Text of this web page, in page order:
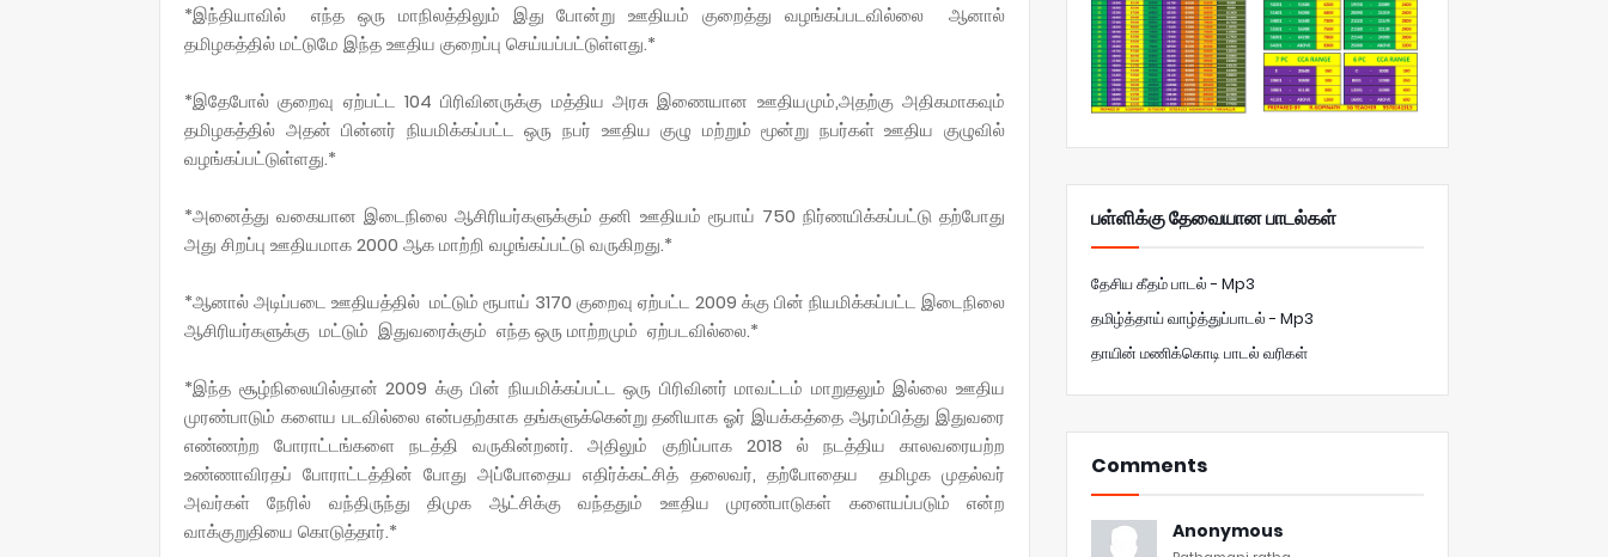
*இந்தியாவில் எந்த ஒரு மாநிலத்திலும் இது போன்று ஊதியம் குறைத்து வழங்கப்படவில்லை ஆனால்
தமிழகத்தில் மட்டுமே இந்த ஊதிய குறைப்பு செய்யப்பட்டுள்ளது.*
*இதேபோல் குறைவு ஏற்பட்ட 104 பிரிவினருக்கு மத்திய அரசு இணையான ஊதியமும்,அதற்கு அதிகமாகவும்
தமிழகத்தில் அதன் பின்னர் நியமிக்கப்பட்ட ஒரு நபர் ஊதிய குழு மற்றும் மூன்று நபர்கள் ஊதிய குழுவில்
வழங்கப்பட்டுள்ளது.*
*அனைத்து வகையான இடைநிலை ஆசிரியர்களுக்கும் தனி ஊதியம் ரூபாய் 750 நிர்ணயிக்கப்பட்டு தற்போது
அது சிறப்பு ஊதியமாக 2000 ஆக மாற்றி வழங்கப்பட்டு வருகிறது.*
*ஆனால் அடிப்படை ஊதியத்தில் மட்டும் ரூபாய் 3170 குறைவு ஏற்பட்ட 2009 க்கு பின் நியமிக்கப்பட்ட இடைநிலை
ஆசிரியர்களுக்கு மட்டும் இதுவரைக்கும் எந்த ஒரு மாற்றமும் ஏற்படவில்லை.*
*இந்த சூழ்நிலையில்தான் 2009 க்கு பின் நியமிக்கப்பட்ட ஒரு பிரிவினர் மாவட்டம் மாறுதலும் இல்லை ஊதிய
முரண்பாடும் களைய படவில்லை என்பதற்காக தங்களுக்கென்று தனியாக ஓர் இயக்கத்தை ஆரம்பித்து இதுவரை
எண்ணற்ற போராட்டங்களை நடத்தி வருகின்றனர். அதிலும் குறிப்பாக 2018 ல் நடத்திய காலவரையற்ற
உண்ணாவிரதப் போராட்டத்தின் போது அப்போதைய எதிர்க்கட்சித் தலைவர், தற்போதைய தமிழக முதல்வர்
அவர்கள் நேரில் வந்திருந்து திமுக ஆட்சிக்கு வந்ததும் ஊதிய முரண்பாடுகள் களையப்படும் என்ற
வாக்குறுதியை கொடுத்தார்.*
பள்ளிக்கு தேவையான பாடல்கள்
தேசிய கீதம் பாடல் - Mp3
தமிழ்த்தாய் வாழ்த்துப்பாடல் - Mp3
தாயின் மணிக்கொடி பாடல் வரிகள்
Comments
Anonymous